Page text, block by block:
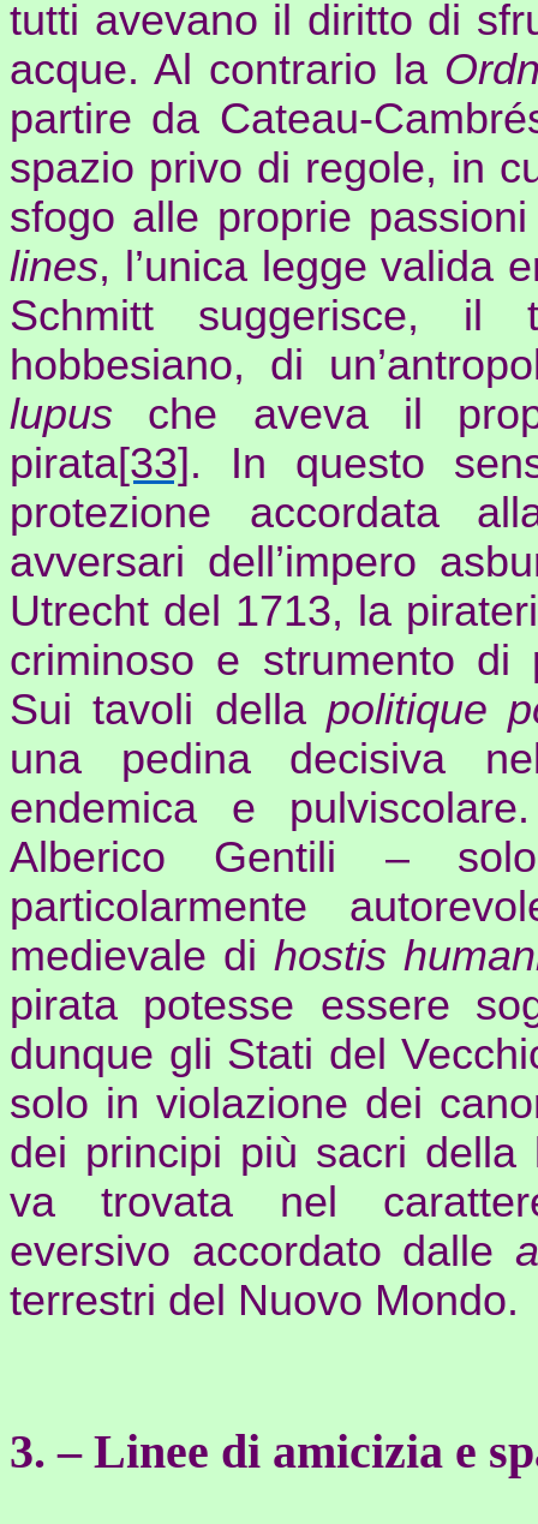
tutti avevano il diritto di
acque. Al contrario la
partire da Cateau-
spazio privo di regole, in
sfogo alle proprie
lines, l’unica legge valida
Schmitt suggerisce,
hobbesiano, di
lupus che aveva il
pirata[33] . In questo
protezione accordata
avversari dell’impero
Utrecht del 1713, la
criminoso e strumento di
Sui tavoli della politique
una pedina decisiva
endemica e
Alberico Gentili –
particolarmente
medievale di hostis
pirata potesse essere
dunque gli Stati del
solo in violazione dei
dei principi più sacri della
va trovata nel
eversivo accordato dalle
terrestri del Nuovo Mondo.
3. – Linee di amicizia e